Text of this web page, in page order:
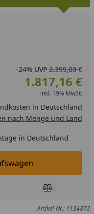
eingeben
um eins erhöhen
-24% UVP 2.399,00 €
1.817,16 €
inkl. 19% MwSt.
in Deutschland
nach Menge und Land
in Deutschland
Einkaufswagen legen
hinzufügenProdukt
Artikel-Nr.: 1134872